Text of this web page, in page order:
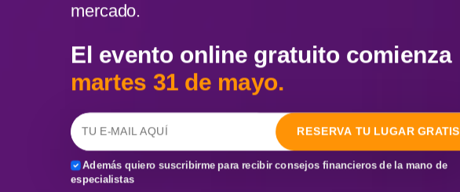
mercado.
El evento online gratuito comienza
martes 31 de mayo.
RESERVA TU LUGAR GRATIS
Además quiero suscribirme para recibir consejos financieros de la mano de
especialistas